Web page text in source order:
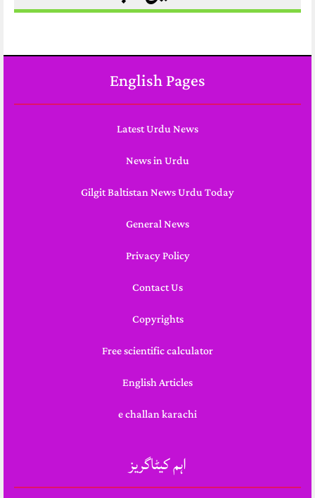
English Pages
Latest Urdu News
News in Urdu
Gilgit Baltistan News Urdu Today
General News
Privacy Policy
Contact Us
Copyrights
Free scientific calculator
English Articles
e challan karachi
اہم کیٹاگریز